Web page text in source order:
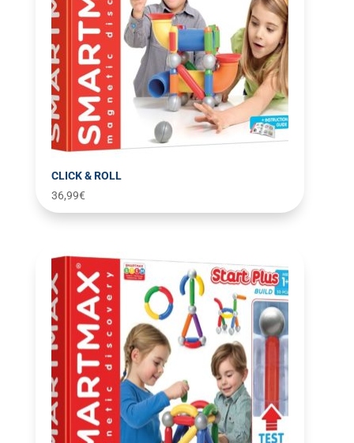
CLICK & ROLL
36,99€